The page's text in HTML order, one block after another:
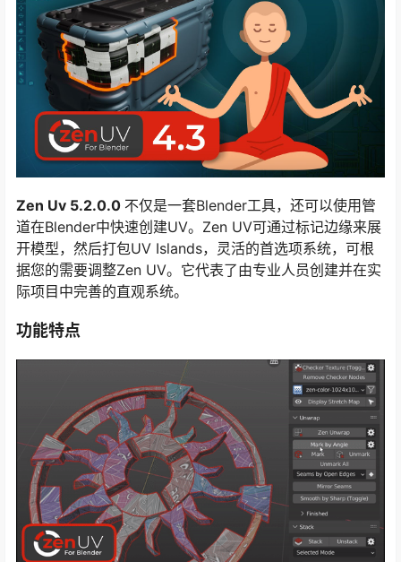
Zen Uv 5.2.0.0 不仅是一套Blender工具，还可以使用管
道在Blender中快速创建UV。Zen UV可通过标记边缘来展
开模型，然后打包UV Islands，灵活的首选项系统，可根
据您的需要调整Zen UV。它代表了由专业人员创建并在实
际项目中完善的直观系统。
功能特点